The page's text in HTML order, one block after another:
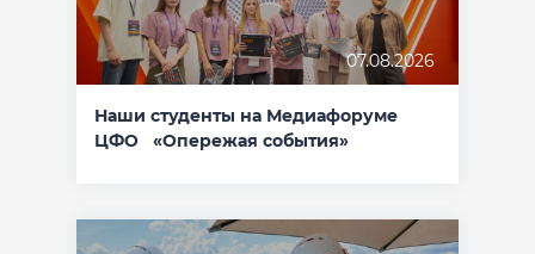
07.08.2026
Наши студенты на Медиафоруме
ЦФО «Опережая события»